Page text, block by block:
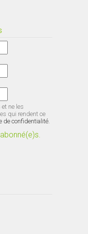
ne les
qui rendent ce
de confidentialité.